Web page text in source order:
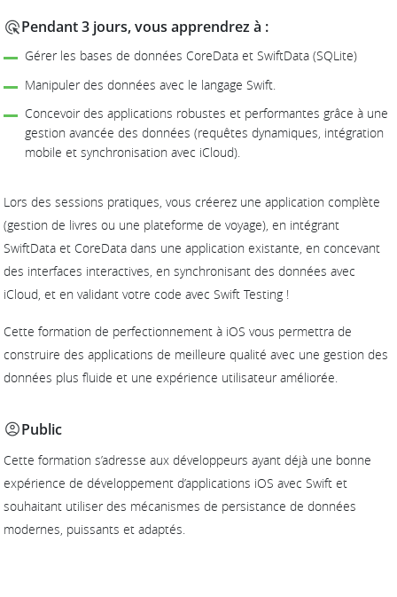
Pendant 3 jours, vous apprendrez à :
Gérer les bases de données CoreData et SwiftData (SQLite)
Manipuler des données avec le langage Swift.
Concevoir des applications robustes et performantes grâce à une
gestion avancée des données (requêtes dynamiques, intégration
mobile et synchronisation avec iCloud).
Lors des sessions pratiques, vous créerez une application complète
(gestion de livres ou une plateforme de voyage), en intégrant
SwiftData et CoreData dans une application existante, en concevant
des interfaces interactives, en synchronisant des données avec
iCloud, et en validant votre code avec Swift Testing !
Cette formation de perfectionnement à iOS vous permettra de
construire des applications de meilleure qualité avec une gestion des
données plus fluide et une expérience utilisateur améliorée.
Public
Cette formation s’adresse aux développeurs ayant déjà une bonne
expérience de développement d’applications iOS avec Swift et
souhaitant utiliser des mécanismes de persistance de données
modernes, puissants et adaptés.